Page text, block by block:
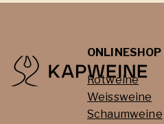
ONLINESHOP
Rotweine
Weissweine
Schaumweine